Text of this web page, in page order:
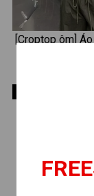
[Croptop ôm]